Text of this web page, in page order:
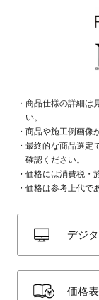
商品仕様の詳細は
い。
商品や施工例画像
最終的な商品選定
確認ください。
価格には消費税・
価格は参考上代で
デジ
価格